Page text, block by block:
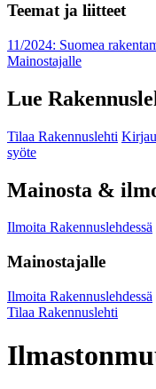
Teemat ja liitteet
11/2024: Suomea
Mainostajalle
Lue
Tilaa Rakennuslehti
syöte
Mainosta &
Ilmoita Rakennuslehdessä
Mainostajalle
Ilmoita Rakennuslehdessä
Tilaa Rakennuslehti